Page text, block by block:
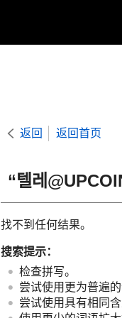
返回 返回首页
“텔레
找不到任何结果。
搜索提示：
检查拼写。
尝试使用更为普遍的
尝试使用具有相同含